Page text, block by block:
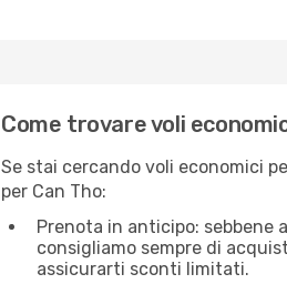
Come trovare voli
Se stai cercando voli economici
per Can Tho:
Prenota in anticipo: sebbene
consigliamo sempre di
assicurarti sconti limitati.